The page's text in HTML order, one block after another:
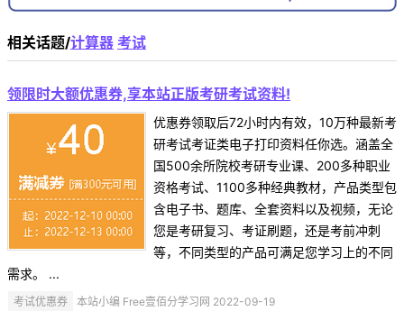
相关话题/计算器 考试
领限时大额优惠券,享本站正版考研考试资料!
优惠券领取后72小时内有效，10万种最新考
研考试考证类电子打印资料任你选。涵盖全
国500余所院校考研专业课、200多种职业
资格考试、1100多种经典教材，产品类型包
含电子书、题库、全套资料以及视频，无论
您是考研复习、考证刷题，还是考前冲刺
等，不同类型的产品可满足您学习上的不同
需求。 ...
考试优惠券 本站小编 Free壹佰分学习网 2022-09-19